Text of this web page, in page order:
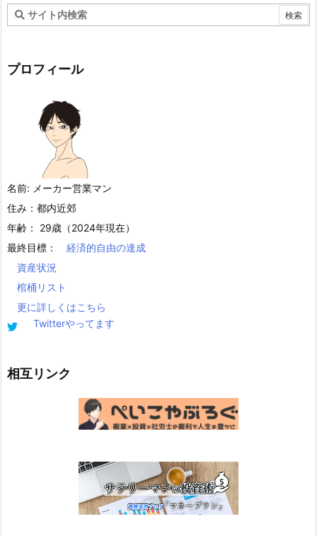
プロフィール
名前: メーカー営業マン
住み：都内近郊
年齢： 29歳（2024年現在）
最終目標：
経済的自由の達成
資産状況
棺桶リスト
更に詳しくはこちら
Twitterやってます
相互リンク